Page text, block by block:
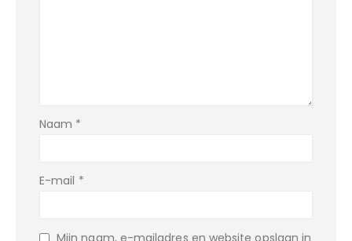
Naam *
E-mail *